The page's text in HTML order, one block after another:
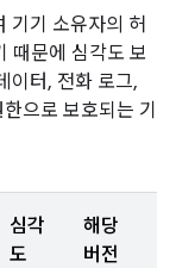
기기 소유자의 허
때문에 심각도 보
이터, 전화 로그,
으로 보호되는 기
심각
도
해당
버전